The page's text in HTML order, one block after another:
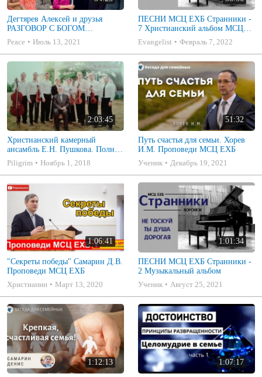
Дегтярев Алексей и друзья
РАЗГОВОР С БОГОМ
Христианские песни МСЦ ЕХБ
2021 (7я)
Peace Июль 13, 2021
ПЕСНИ МСЦ ЕХБ Странники -
7 Христианский альбом МСЦ
ЕХБ
Evangelist Февраль 7, 2022
2:03:45
Христианский камерный
ансамбль Е.Н. Пушкова. Полное
собрание
Piligrim Ноябрь 1, 2018
51:32
Путь счастья для семьи. Хорев
И.М. Проповеди МСЦ ЕХБ
Ученик
Декабрь 19, 2021
1:06:41
"Секреты победы" Самарин Д.В.
Проповеди МСЦ ЕХБ
Христианин
Март 13, 2020
1:01:34
ПЕСНИ МСЦ ЕХБ Странники -
2 Музыкальный альбом
Ученик
Август 25, 2021
1:12:13 1:07:17